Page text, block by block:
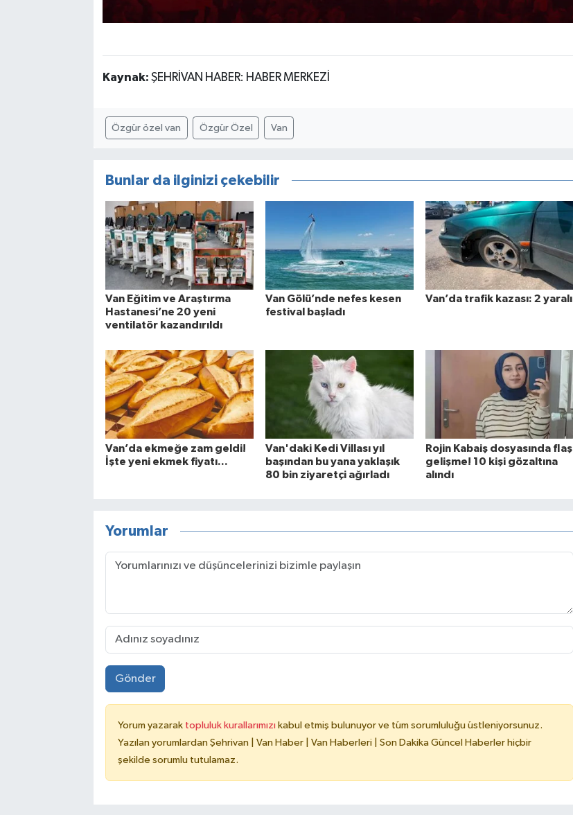
Kaynak: ŞEHRİVAN HABER: HABER MERKEZİ
Özgür özel van Özgür Özel Van
Bunlar da ilginizi çekebilir
Van Eğitim ve Araştırma
Hastanesi’ne 20 yeni
ventilatör kazandırıldı
Van Gölü’nde nefes kesen
festival başladı
Van’da trafik kazası: 2 yaralı
Van’da ekmeğe zam geldi!
İşte yeni ekmek fiyatı...
Van'daki Kedi Villası yıl
başından bu yana yaklaşık
80 bin ziyaretçi ağırladı
Rojin Kabaiş dosyasında flaş
gelişme! 10 kişi gözaltına
alındı
Yorumlar
Gönder
Yorum yazarak topluluk kurallarımızı kabul etmiş bulunuyor ve tüm sorumluluğu üstleniyorsunuz.
Yazılan yorumlardan Şehrivan | Van Haber | Van Haberleri | Son Dakika Güncel Haberler hiçbir
şekilde sorumlu tutulamaz.